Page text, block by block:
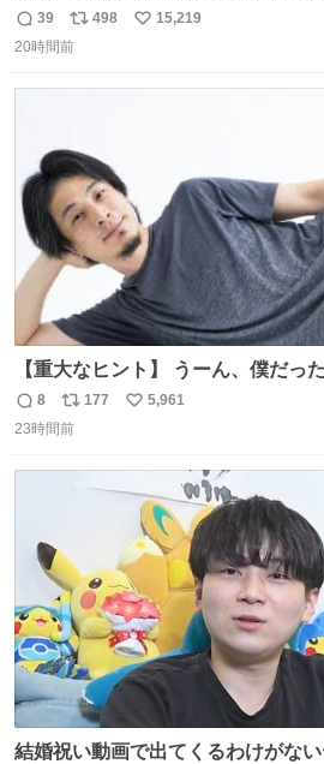
ません！すぐ消します」 店員「念のためフォルダから消し
返
信
39
リ
ポ
498
い
15,219
20時間前
【重大なヒント】 うーん、僕だったら井戸を確かめますけ
どね
返
信
8
リ
ポ
177
い
数
5,961
23時間前
結婚祝い動画で出てくるわけがな